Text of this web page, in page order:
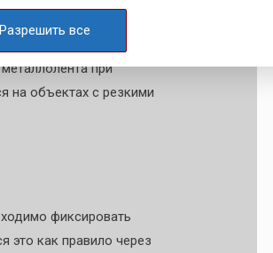
элементов, каковые не
при
на объектах с резкими
фиксировать
это как правило через
Разрешить все